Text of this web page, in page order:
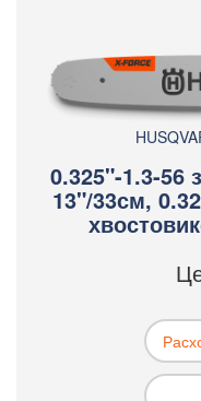
0.325"-1.3-56
13"/33см,